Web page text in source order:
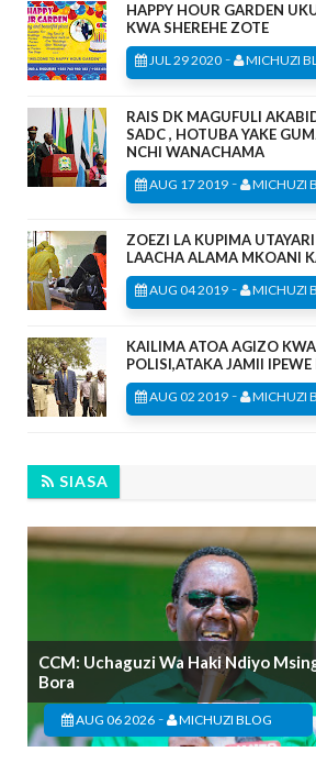
HAPPY HOUR GARDEN
KWA SHEREHE ZOTE
JUL 29 2020 - MICHUZI
RAIS DK MAGUFULI
SADC , HOTUBA YAKE
NCHI WANACHAMA
AUG 17 2019 - MICHUZI
ZOEZI LA KUPIMA
LAACHA ALAMA MKOANI
AUG 04 2019 - MICHUZI
KAILIMA ATOA AGIZO
POLISI,ATAKA JAMII
AUG 02 2019 - MICHUZI
SIASA
CCM: Uchaguzi Wa Haki Ndiyo
Bora
AUG 06 2026 - MICHUZI BLOG